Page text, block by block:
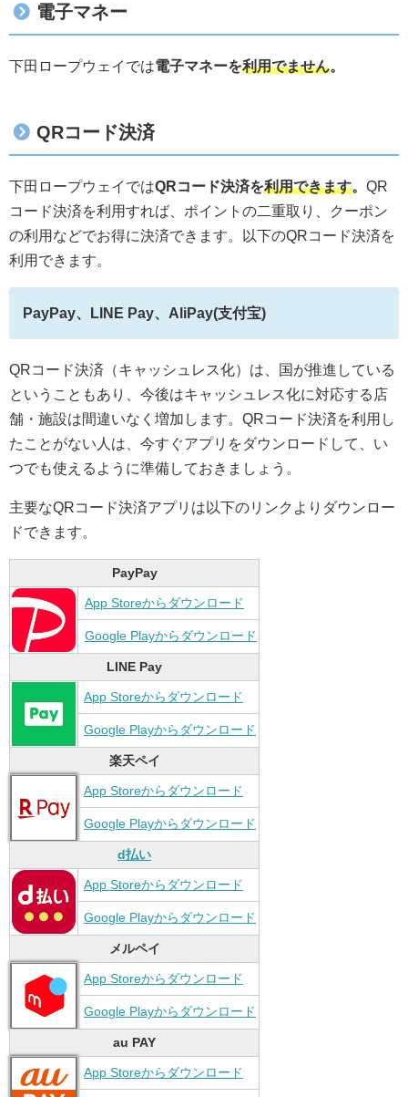
電子マネー
下田ロープウェイでは電子マネーを利用でません。
QRコード決済
下田ロープウェイではQRコード決済を利用できます。 QR
コード決済を利用すれば、ポイントの二重取り、クーポン
の利用などでお得に決済できます。以下のQRコード決済を
利用できます。
PayPay、LINE Pay、AliPay(支付宝)
QRコード決済（キャッシュレス化）は、国が推進している
ということもあり、今後はキャッシュレス化に対応する店
舗・施設は間違いなく増加します。QRコード決済を利用し
たことがない人は、今すぐアプリをダウンロードして、い
つでも使えるように準備しておきましょう。
主要なQRコード決済アプリは以下のリンクよりダウンロー
ドできます。
PayPay
App Storeからダウンロード
Google Playからダウンロード
LINE Pay
App Storeからダウンロード
Google Playからダウンロード
楽天ペイ
App Storeからダウンロード
Google Playからダウンロード
d払い
App Storeからダウンロード
Google Playからダウンロード
メルペイ
App Storeからダウンロード
Google Playからダウンロード
au PAY
App Storeからダウンロード